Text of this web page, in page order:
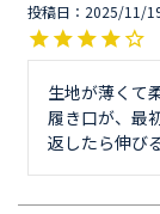
投稿日 2025/11/
生地が薄くて
履き口が、最
返したら伸び